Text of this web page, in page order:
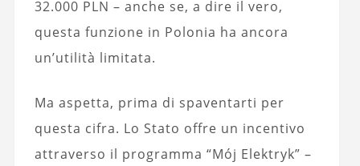
32.000 PLN – anche se, a dire il vero,
questa funzione in Polonia ha ancora
un’utilità limitata.
Ma aspetta, prima di spaventarti per
questa cifra. Lo Stato offre un incentivo
attraverso il programma “Mój Elektryk” –